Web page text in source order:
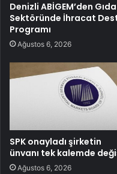
Denizli ABİGEM’den Gıda
Sektöründe İhracat
Programı
Ağustos 6, 2026
SPK onayladı şirketin
ünvanı tek kalemde
Ağustos 6, 2026